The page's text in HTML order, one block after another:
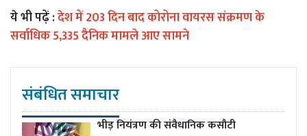
ये भी पढ़ें :देश में 203 दिन बाद कोरोना वायरस संक्रमण के
सर्वाधिक 5,335 दैनिक मामले आए सामने
संबंधित समाचार
भीड़ नियंत्रण की संवैधानिक कसौटी